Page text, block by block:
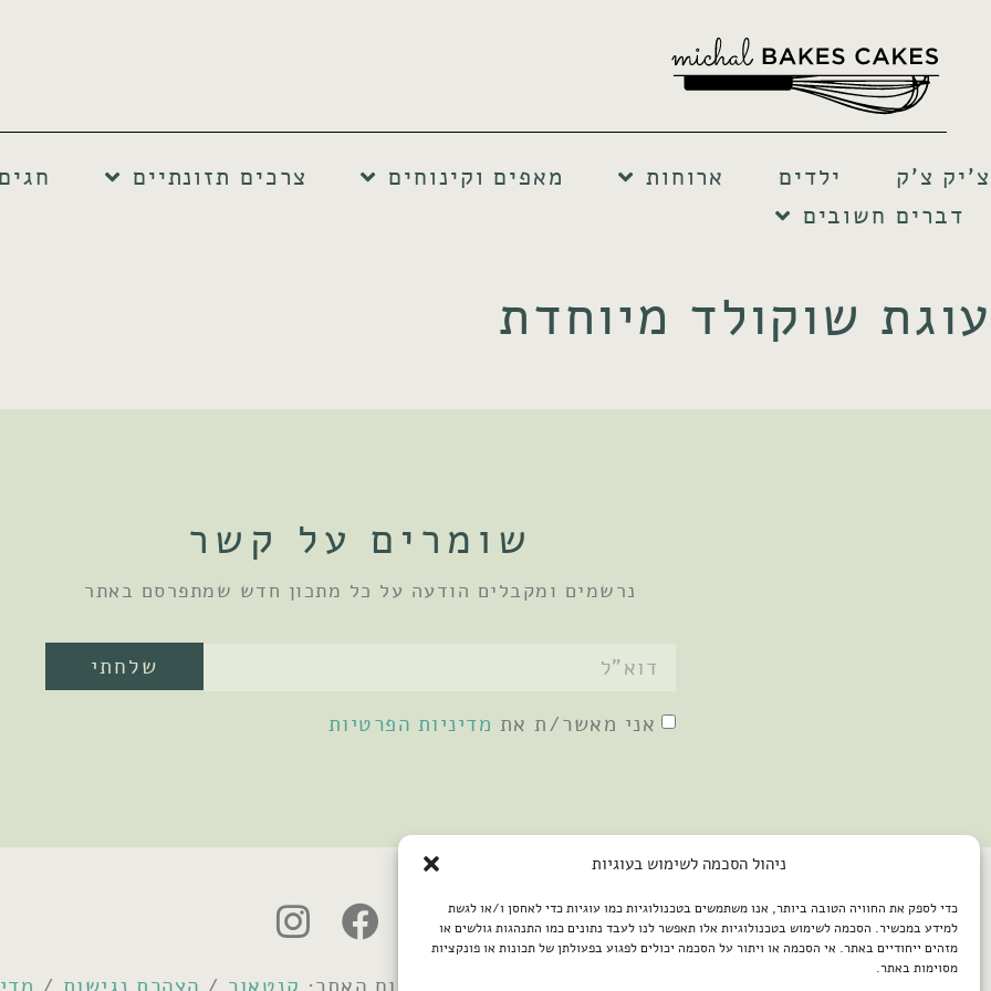
ניהול הסכמה לשימוש בעוגיות
כדי לספק את החוויה הטובה ביותר, אנו משתמשים בטכנולוגיות כמו עוגיות כדי לאחסן ו/או לגשת
למידע במכשיר. הסכמה לשימוש בטכנולוגיות אלו תאפשר לנו לעבד נתונים כמו התנהגות גולשים או
מזהים ייחודיים באתר. אי הסכמה או ויתור על הסכמה יכולים לפגוע בפעולתן של תכונות או פונקציות
מסוימות באתר.
צ'יק צ'ק ילדים ארוחות מאפים וקינוחים צרכים תזונתיים
חגים
דברים חשובים
עוגת שוקולד מיוחדת
שומרים על קשר
נרשמים ומקבלים הודעה על כל מתכון חדש שמתפרסם באתר
אני מאשר/ת את מדיניות הפרטיות
שלחתי